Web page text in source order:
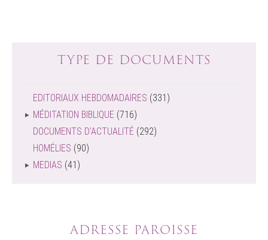
TYPE DE DOCUMENTS
EDITORIAUX HEBDOMADAIRES (331)
MÉDITATION BIBLIQUE (716)
DOCUMENTS D'ACTUALITÉ (292)
HOMÉLIES (90)
MEDIAS (41)
ADRESSE PAROISSE